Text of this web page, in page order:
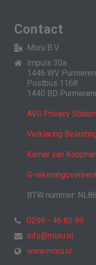
Contact
Moru B.V.
Impuls 30a
1446 WV
Postbus 1168
1440 BD
AVG Privacy
Verklaring
Kamer van
G-
BTW nummer:
0299 - 46 82 99
info@moru.nl
www.moru.nl